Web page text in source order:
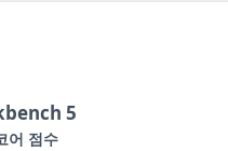
5
어 점수